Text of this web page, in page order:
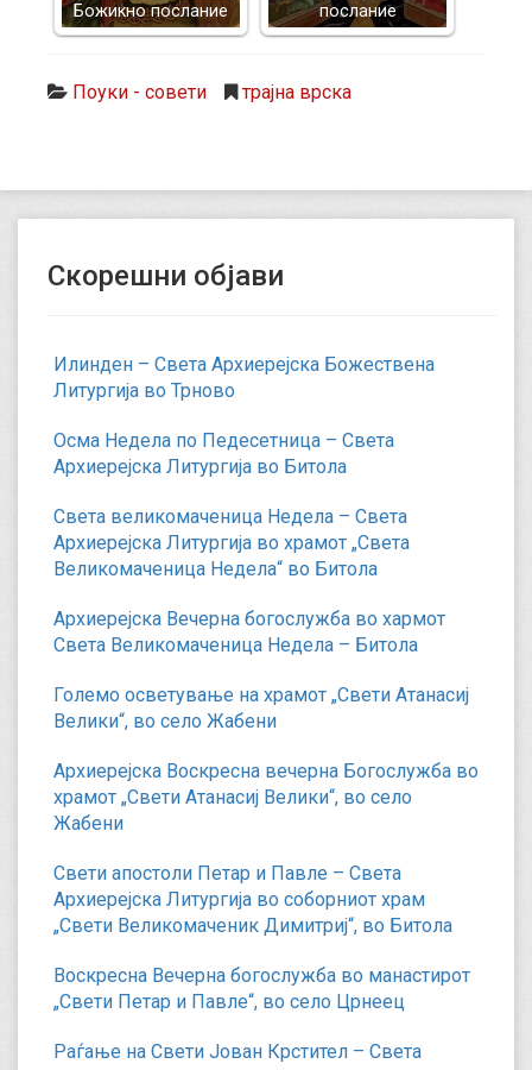
Божикно послание
послание
Поуки - совети трајна врска
Скорешни објави
Илинден – Света Архиерејска Божествена
Литургија во Трново
Осма Недела по Педесетница – Света
Архиерејска Литургија во Битола
Света великомаченица Недела – Света
Архиерејска Литургија во храмот „Света
Великомаченица Недела“ во Битола
Архиерејска Вечерна богослужба во хармот
Света Великомаченица Недела – Битола
Големо осветување на храмот „Свети Атанасиј
Велики“, во село Жабени
Архиерејска Воскресна вечерна Богослужба во
храмот „Свети Атанасиј Велики“, во село
Жабени
Свети апостоли Петар и Павле – Света
Архиерејска Литургија во соборниот храм
„Свети Великомаченик Димитриј“, во Битола
Воскресна Вечерна богослужба во манастирот
„Свети Петар и Павле“, во село Црнеец
Раѓање на Свети Јован Крстител – Света